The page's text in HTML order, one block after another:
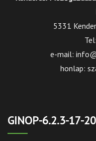
5331
e-mail:
honlap:
GINOP-6.2.3-17-